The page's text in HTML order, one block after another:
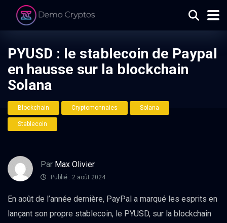
PYUSD : le stablecoin de Paypal
en hausse sur la blockchain
Solana
Blockchain Cryptomonnaies Solana
Stablecoin
Par Max Olivier
Publié : 2 août 2024
En août de l’année dernière, PayPal a marqué les esprits en
lançant son propre stablecoin, le PYUSD, sur la blockchain